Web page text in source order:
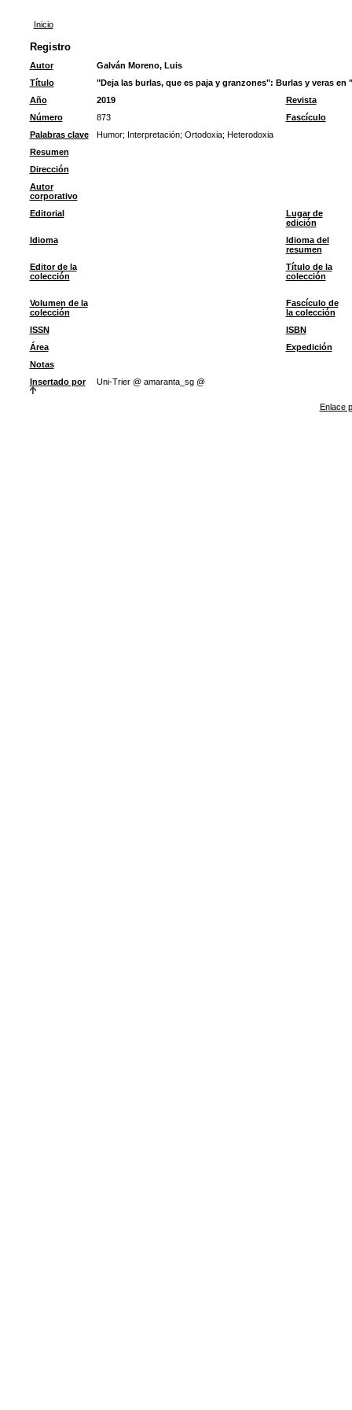
Inicio
Registro
Autor
Galván Moreno, Luis
Título
"Deja las burlas, que es paja y granzones": Burlas y veras en
Año
2019
Revista
Número
873
Fascículo
Palabras clave
Humor; Interpretación; Ortodoxia; Heterodoxia
Resumen
Dirección
Autor
corporativo
Editorial
Lugar de
edición
Idioma
Idioma del
resumen
Editor de la
colección
Título de la
colección
Volumen de la
colección
Fascículo de
la colección
ISSN
ISBN
Área
Expedición
Notas
Insertado por
Uni-Trier @ amaranta_sg @
Enlace